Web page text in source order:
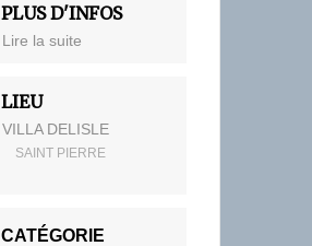
PLUS D'INFOS
Lire la suite
LIEU
VILLA DELISLE
SAINT PIERRE
CATÉGORIE